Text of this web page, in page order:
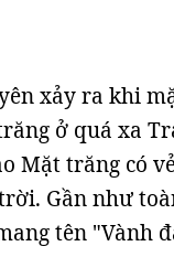
xảy ra khi
ở quá xa
Mặt trăng có
Gần như
tên "Vành